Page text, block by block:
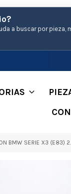
a buscar por pieza,
BMW SERIE X3